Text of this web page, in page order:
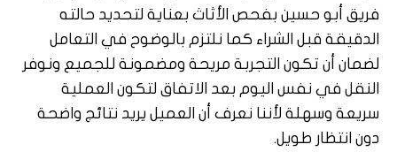
فريق أبو حسين بفحص الأثاث بعناية لتحديد حالته
الدقيقة قبل الشراء كما نلتزم بالوضوح في التعامل
لضمان أن تكون التجربة مريحة ومضمونة للجميع ونوفر
النقل في نفس اليوم بعد الاتفاق لتكون العملية
سريعة وسهلة لأننا نعرف أن العميل يريد نتائج واضحة
دون انتظار طويل.